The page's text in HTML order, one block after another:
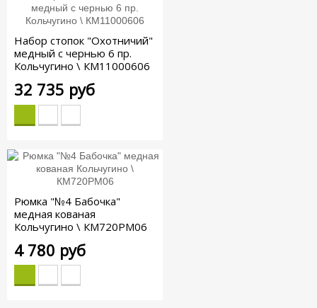
Набор стопок "Охотничий"
медный с чернью 6 пр.
Кольчугино \ КМ11000606
32 735 руб
Рюмка "№4 Бабочка"
медная кованая
Кольчугино \ КМ720РМ06
4 780 руб